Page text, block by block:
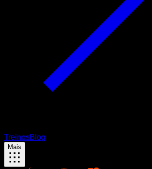
TreinosBlog
Mais